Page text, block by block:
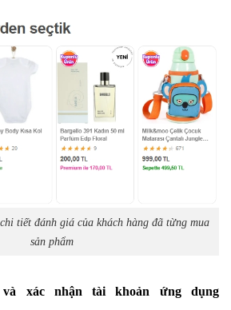
tiết đánh giá của khách hàng đã từng mua
sản phẩm
xác nhận tài khoản ứng dụng